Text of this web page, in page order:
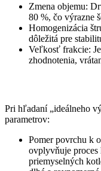
Zmena objemu:
80 %, čo výrazne
Homogenizácia
dôležitá pre
Veľkosť frakcie:
zhodnotenia,
Pri hľadaní „ideálneho
parametrov:
Pomer povrchu k
ovplyvňuje proces
priemyselných